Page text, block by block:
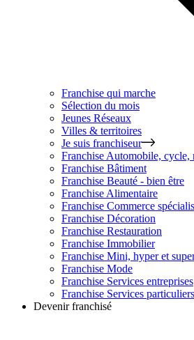
Franchise qui marche
Sélection du mois
Jeunes Réseaux
Villes & territoires
Je suis franchiseur
Franchise Automobile, cycle,
Franchise Bâtiment
Franchise Beauté - bien être
Franchise Alimentaire
Franchise Commerce
Franchise Décoration
Franchise Restauration
Franchise Immobilier
Franchise Mini, hyper et
Franchise Mode
Franchise Services entreprises
Franchise Services particuliers
Devenir franchisé